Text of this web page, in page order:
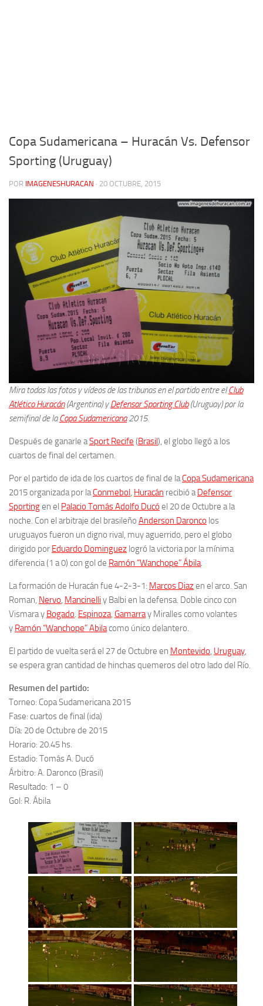
Copa Sudamericana – Huracán Vs. Defensor
Sporting (Uruguay)
POR IMAGENESHURACAN · 20 OCTUBRE, 2015
Mira todas las fotos y vídeos de las tribunas en el partido entre elClub
Atlético Huracán(Argentina) yDefensor Sporting Club(Uruguay) por la
semifinal de laCopa Sudamericana2015.
Después de ganarle aSport Recife (Brasil), el globo llegó a los
cuartos de final del certamen.
Por el partido de ida de los cuartos de final de la Copa Sudamericana
2015 organizada por la Conmebol Huracán recibió a Defensor
Sportingen el Palacio Tomás Adolfo Ducó el 20 de Octubre a la
noche. Con el arbitraje del brasileño Anderson Daronco los
uruguayos fueron un digno rival, muy aguerrido, pero el globo
dirigido por Eduardo Dominguez logró la victoria por la mínima
diferencia (1 a 0) con gol de Ramón “Wanchope” Ábila
La formación de Huracán fue 4-2-3-1: Marcos Diazen el arco. San
Roman, Nervo Mancinelli y Balbi en la defensa. Doble cinco con
Vismara y Bogado Espinoza Gamarray Miralles como volantes
y Ramón “Wanchope” Abilacomo único delantero.
El partido de vuelta será el 27 de Octubre en Montevido Uruguay
se espera gran cantidad de hinchas quemeros del otro lado del Río.
Resumen del partido:
Torneo: Copa Sudamericana 2015
Fase: cuartos de final (ida)
Día: 20 de Octubre de 2015
Horario: 20.45 hs.
Estadio: Tomás A. Ducó
Árbitro: A. Daronco (Brasil)
Resultado: 1 – 0
Gol: R. Ábila